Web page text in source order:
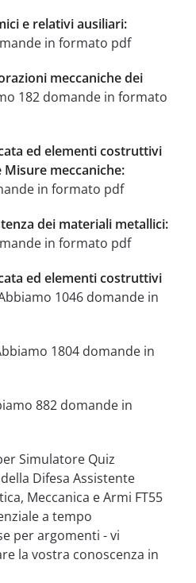
e relativi ausiliari:
in formato pdf
meccaniche dei
182 domande in formato
ed elementi costruttivi
Misure meccaniche:
in formato pdf
dei materiali metallici:
in formato pdf
ed elementi costruttivi
1046 domande in
1804 domande in
882 domande in
Simulatore Quiz
Difesa Assistente
Meccanica e Armi FT55
a tempo
per argomenti - vi
la vostra conoscenza in